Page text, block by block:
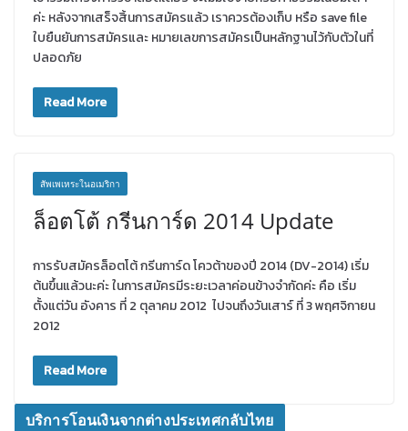
ค่ะ หลังจากเสร็จสิ้นการสมัครแล้ว เราควรต้องเก็บ หรือ save file
ใบยืนยันการสมัครและ หมายเลขการสมัครเป็นหลักฐานไว้กับตัวในที่
ปลอดภัย
Read More
สัพเพเหระในอเมริกา
ล็อตโต้ กรีนการ์ด 2014 Update
การรับสมัครล็อตโต้ กรีนการ์ด โควต้าของปี 2014 (DV-2014) เริ่ม
ต้นขึ้นแล้วนะค่ะ ในการสมัครมีระยะเวลาค่อนข้างจำกัดค่ะ คือ เริ่ม
ตั้งแต่วัน อังคาร ที่ 2 ตุลาคม 2012 ไปจนถึงวันเสาร์ ที่ 3 พฤศจิกายน
2012
Read More
บริการโอนเงินจากต่างประเทศกลับไทย